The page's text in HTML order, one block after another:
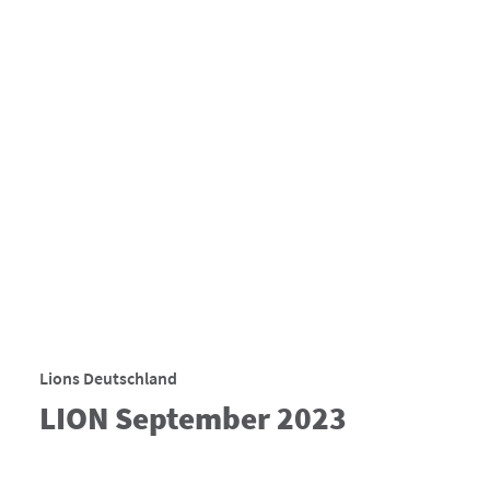
Lions Deutschland
LION September 2023